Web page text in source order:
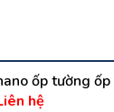
ốp tường
hệ